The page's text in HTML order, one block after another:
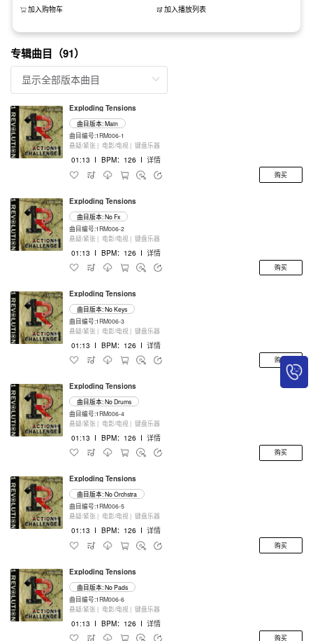
加入购物车 加入播放列表
专辑曲目（91）
Exploding Tensions
曲目版本: Main
曲目编号:1RM006-1
悬疑/紧张 | 电影/电视 | 键盘乐器
01:13 I BPM：126 I 详情
购买
Exploding Tensions
曲目版本: No Fx
曲目编号:1RM006-2
悬疑/紧张 | 电影/电视 | 键盘乐器
01:13 I BPM：126 I 详情
购买
Exploding Tensions
曲目版本: No Keys
曲目编号:1RM006-3
悬疑/紧张 | 电影/电视 | 键盘乐器
01:13 I BPM：126 I 详情
购买
Exploding Tensions
曲目版本: No Drums
曲目编号:1RM006-4
悬疑/紧张 | 电影/电视 | 键盘乐器
01:13 I BPM：126 I 详情
购买
Exploding Tensions
曲目版本: No Orchstra
曲目编号:1RM006-5
悬疑/紧张 | 电影/电视 | 键盘乐器
01:13 I BPM：126 I 详情
购买
Exploding Tensions
曲目版本: No Pads
曲目编号:1RM006-6
悬疑/紧张 | 电影/电视 | 键盘乐器
01:13 I BPM：126 I 详情
购买